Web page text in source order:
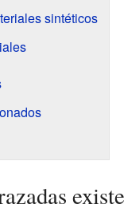
sintéticos